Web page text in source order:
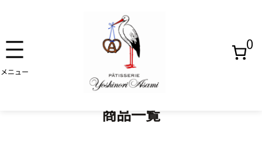
容
焼き
菓子
0
ホーム/ 商品一覧
商品一覧